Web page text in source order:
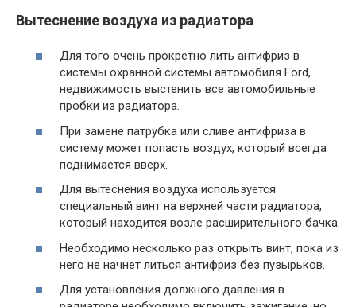
Вытеснение воздуха из радиатора
Для того очень прокретно лить антифриз в
системы охранной системы автомобиля Ford,
недвижимость выстенить все автомобильные
пробки из радиатора.
При замене патрубка или сливе антифриза в
систему может попасть воздух, который всегда
поднимается вверх.
Для вытеснения воздуха используется
специальный винт на верхней части радиатора,
который находится возле расширительного бачка.
Необходимо несколько раз открыть винт, пока из
него не начнет литься антифриз без пузырьков.
Для установления должного давления в